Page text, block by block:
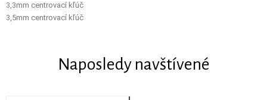
3,3mm centrovací kľúč
3,5mm centrovací kľúč
Naposledy navštívené